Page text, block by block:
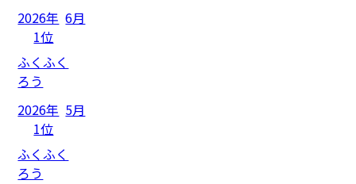
2026年 6月
1位
ふくふく
ろう
2026年 5月
1位
ふくふく
ろう